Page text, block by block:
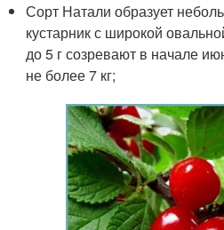
Сорт Натали образует
кустарник с широкой
до 5 г созревают в начале
не более 7 кг;